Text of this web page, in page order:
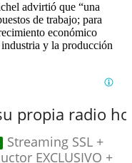
advirtió que “una
de trabajo; para
económico
y la producción